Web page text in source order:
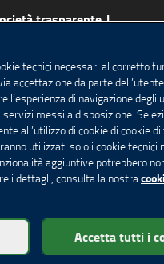
tecnici necessari al corretto
accettazione da parte
l’esperienza di navigazione degli
messi a disposizione.
all’utilizzo di cookie di cookie
utilizzati solo i cookie tecnici
aggiuntive potrebbero
i dettagli, consulta la nostra
Accetta tutti i
trasparente
Accessibilità
Cookie
Impostazione Cookie
| PEC
da parte della